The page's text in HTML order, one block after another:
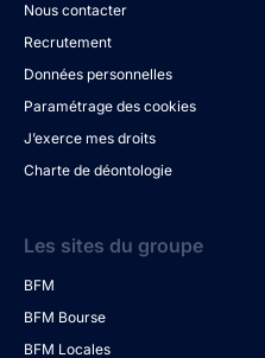
Nous contacter
Recrutement
Données personnelles
Paramétrage des cookies
J’exerce mes droits
Charte de déontologie
Les sites du groupe
BFM
BFM Bourse
BFM Locales